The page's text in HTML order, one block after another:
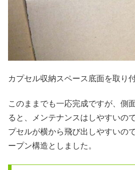
カプセル収納スペース底面を取り
このままでも一応完成ですが、側
ると、メンテナンスはしやすいの
プセルが横から飛び出しやすいの
ープン構造としました。